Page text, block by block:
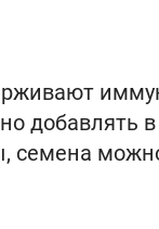
добавлять в